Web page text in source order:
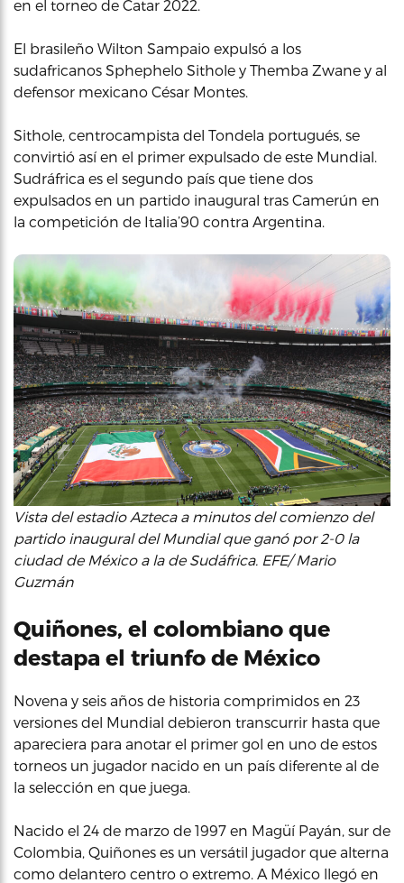
en el torneo de Catar 2022.
El brasileño Wilton Sampaio expulsó a los
sudafricanos Sphephelo Sithole y Themba Zwane y al
defensor mexicano César Montes.
Sithole, centrocampista del Tondela portugués, se
convirtió así en el primer expulsado de este Mundial.
Sudráfrica es el segundo país que tiene dos
expulsados en un partido inaugural tras Camerún en
la competición de Italia’90 contra Argentina.
Vista del estadio Azteca a minutos del comienzo del
partido inaugural del Mundial que ganó por 2-0 la
ciudad de México a la de Sudáfrica. EFE/ Mario
Guzmán
Quiñones, el colombiano que
destapa el triunfo de México
Novena y seis años de historia comprimidos en 23
versiones del Mundial debieron transcurrir hasta que
apareciera para anotar el primer gol en uno de estos
torneos un jugador nacido en un país diferente al de
la selección en que juega.
Nacido el 24 de marzo de 1997 en Magüí Payán, sur de
Colombia, Quiñones es un versátil jugador que alterna
como delantero centro o extremo. A México llegó en